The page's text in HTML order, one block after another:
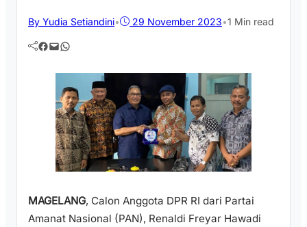
By Yudia Setiandini• 29 November 2023•1 Min read
Facebook Mail WhatsApp
MAGELANG, Calon Anggota DPR RI dari Partai
Amanat Nasional (PAN), Renaldi Freyar Hawadi